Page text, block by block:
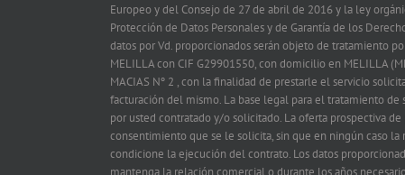
Europeo y del Consejo de 27 de abril de 2016 y la ley
Protección de Datos Personales y de Garantía de los
datos por Vd. proporcionados serán objeto de tratamiento
MELILLA con CIF G29901550, con domicilio en MELILLA
MACIAS Nº 2 , con la finalidad de prestarle el servicio
facturación del mismo. La base legal para el tratamiento de
por usted contratado y/o solicitado. La oferta prospectiva
consentimiento que se le solicita, sin que en ningún caso
condicione la ejecución del contrato. Los datos